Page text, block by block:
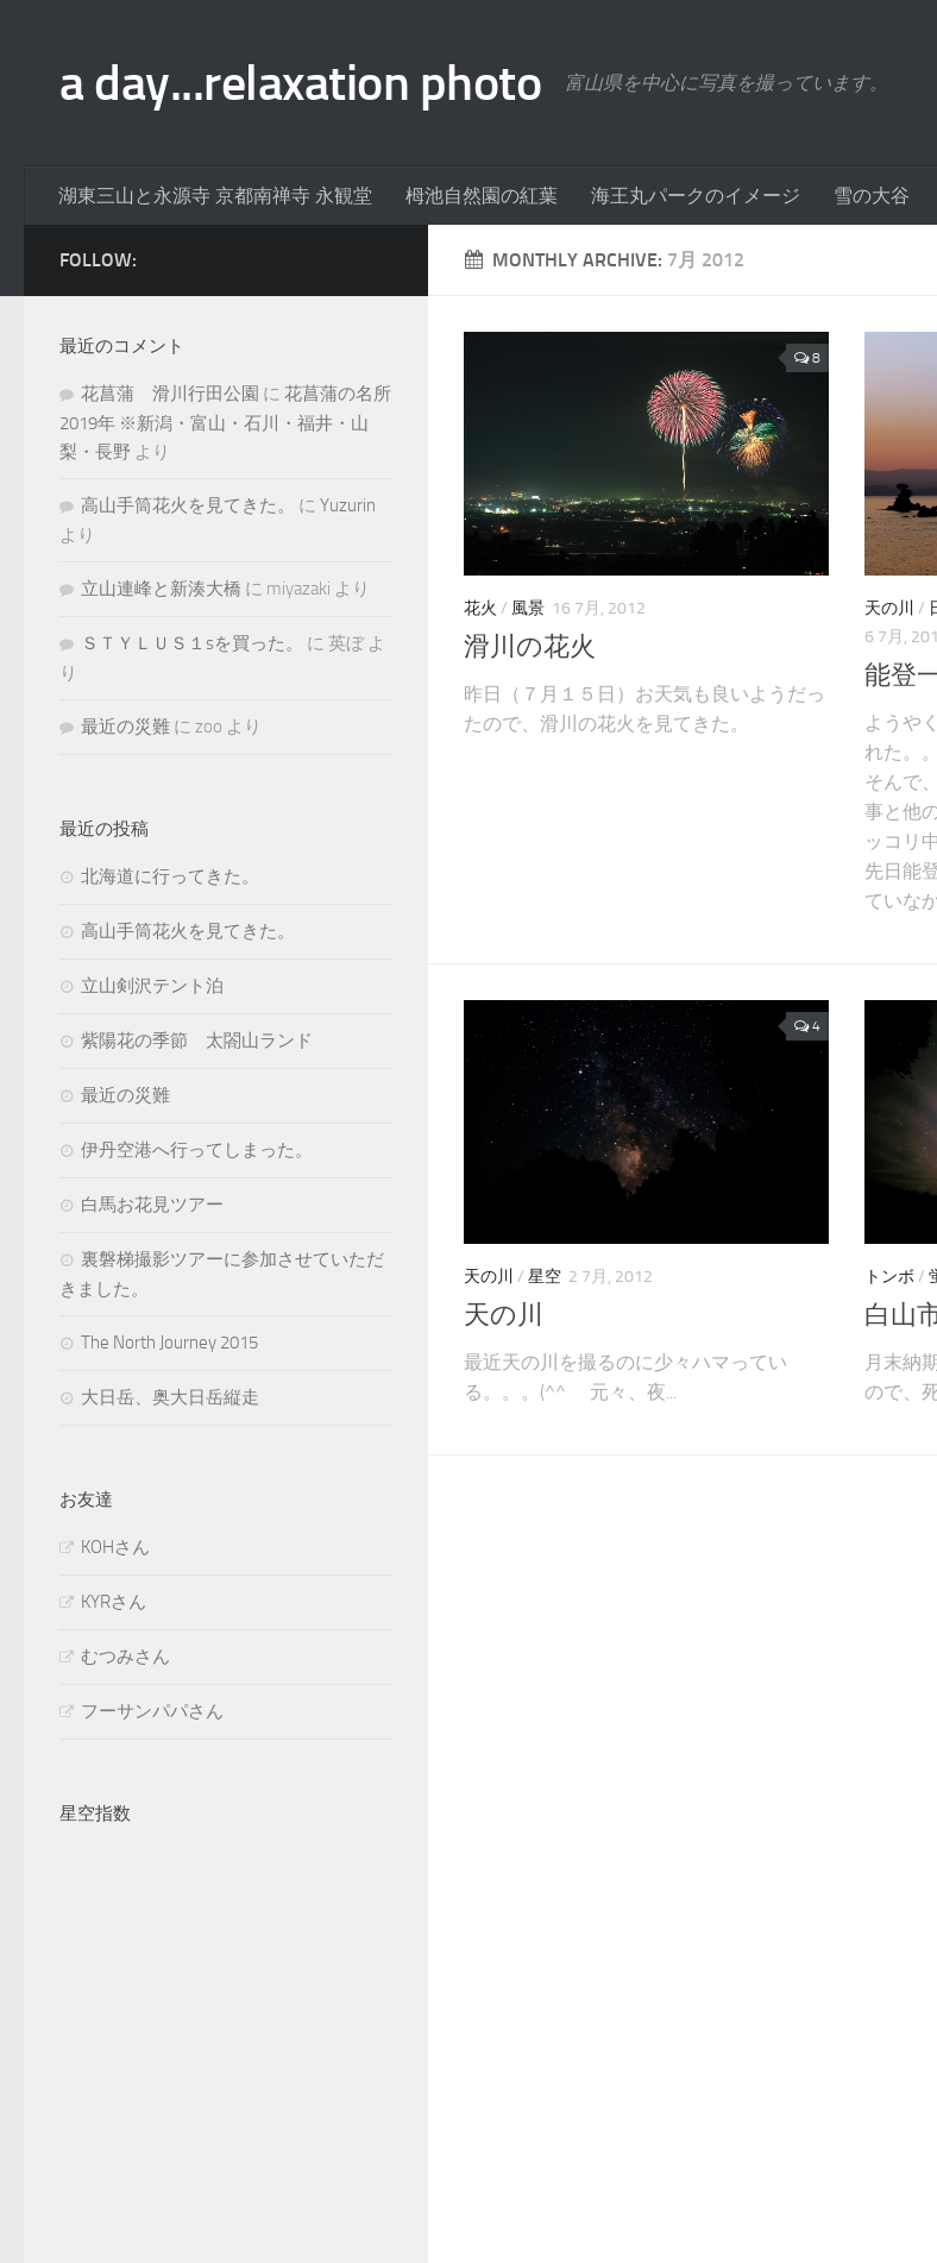
a day...relaxation photo 富山県を中心に写真を撮っています。
湖東三山と永源寺 京都南禅寺 永観堂 栂池自然園の紅葉 海王丸パークのイメージ 雪の大谷
MONTHLY ARCHIVE: 7月 2012
8
花火 / 風景 16 7月, 2012
滑川の花火
昨日（７月１５日）お天気も良いようだっ
たので、滑川の花火を見てきた。
天の川 /
6 7月,
能登
ようや
れた。
そんで
事と他
ッコリ
先日能
ていな
4
天の川 / 星空 2 7月, 2012
天の川
最近天の川を撮るのに少々ハマってい
る。。。(^^ゞ 元々、夜...
トンボ /
白山
月末納
ので、
FOLLOW:
最近のコメント
花菖蒲 滑川行田公園 に 花菖蒲の名所
2019年 ※新潟・富山・石川・福井・山
梨・長野 より
高山手筒花火を見てきた。 に Yuzurin
より
立山連峰と新湊大橋 に miyazaki より
ＳＴＹＬＵＳ１sを買った。 に 英ぼよ
り
最近の災難 に zoo より
最近の投稿
北海道に行ってきた。
高山手筒花火を見てきた。
立山剣沢テント泊
紫陽花の季節 太閤山ランド
最近の災難
伊丹空港へ行ってしまった。
白馬お花見ツアー
裏磐梯撮影ツアーに参加させていただ
きました。
The North Journey 2015
大日岳、奥大日岳縦走
お友達
KOHさん
KYRさん
むつみさん
フーサンパパさん
星空指数